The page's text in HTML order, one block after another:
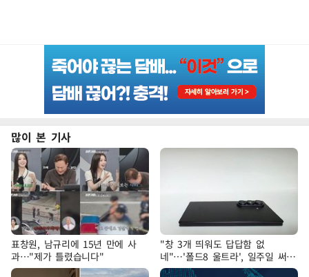
많이 본 기사
표창원, 남규리에 15년 만에 사
과…"제가 틀렸습니다"
"창 3개 띄워도 답답함 없
네"…'폴드8 울트라', 일주일 써보
니